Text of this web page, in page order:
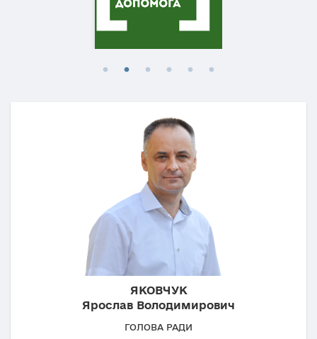
ЯКОВЧУК
Ярослав Володимирович
ГОЛОВА РАДИ